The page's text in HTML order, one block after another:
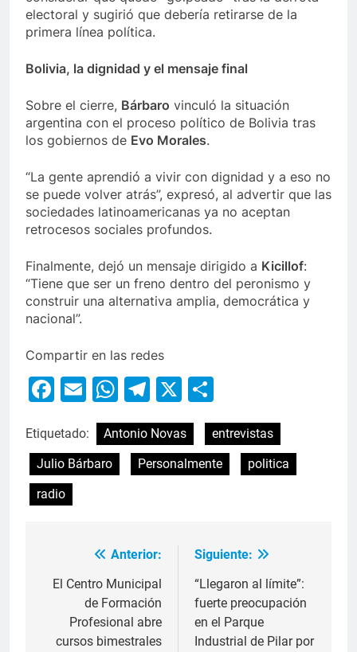
electoral y sugirió que debería retirarse de la
primera línea política.
Bolivia, la dignidad y el mensaje final
Sobre el cierre, Bárbaro vinculó la situación
argentina con el proceso político de Bolivia tras
los gobiernos de Evo Morales.
“La gente aprendió a vivir con dignidad y a eso no
se puede volver atrás”, expresó, al advertir que las
sociedades latinoamericanas ya no aceptan
retrocesos sociales profundos.
Finalmente, dejó un mensaje dirigido a Kicillof:
“Tiene que ser un freno dentro del peronismo y
construir una alternativa amplia, democrática y
nacional”.
Compartir en las redes
Facebook
EmailWhatsApp
Telegram
X
Etiquetado: Antonio Novas
entrevistas
Julio Bárbaro
Personalmente
politica
radio
Anterior:
El Centro Municipal
de Formación
Profesional abre
cursos bimestrales
Siguiente:
“Llegaron al límite”:
fuerte preocupación
en el Parque
Industrial de Pilar por